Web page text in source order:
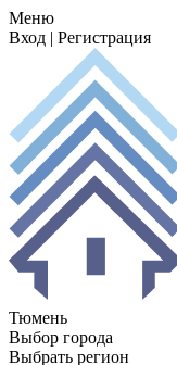
Меню
Вход | Регистрация
Тюмень
Выбор города
Выбрать регион